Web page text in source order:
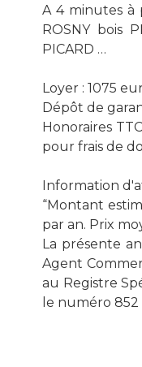
A 4 minutes à
ROSNY bois
PICARD …
Loyer : 1075
Dépôt de
Honoraires
pour frais de
Information
“Montant
par an. Prix
La présente
Agent
au Registre
le numéro